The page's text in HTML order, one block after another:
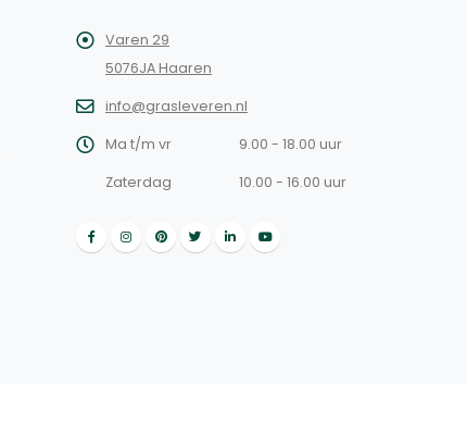
Varen 29
5076JA Haaren
info@grasleveren.nl
Ma t/m vr 9.00 - 18.00 uur
Zaterdag 10.00 - 16.00 uur